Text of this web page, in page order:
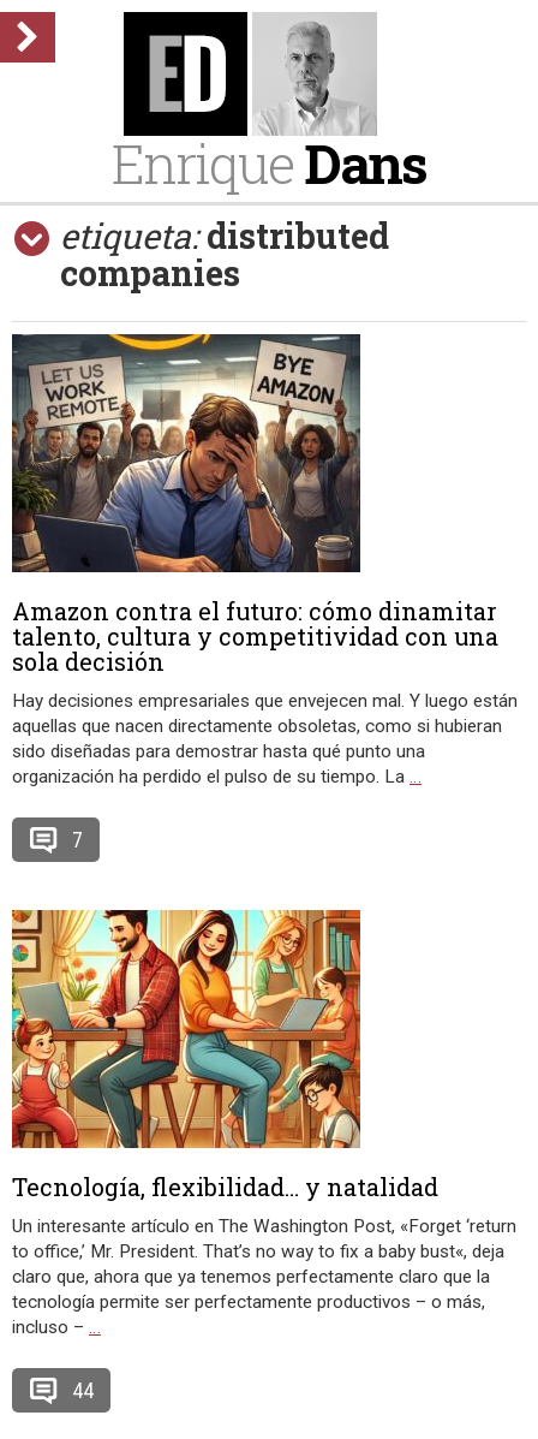
EnriqueDans
etiqueta: distributed
companies
Amazon contra el futuro: cómo dinamitar
talento, cultura y competitividad con una
sola decisión
Hay decisiones empresariales que envejecen mal. Y luego están
aquellas que nacen directamente obsoletas, como si hubieran
sido diseñadas para demostrar hasta qué punto una
organización ha perdido el pulso de su tiempo. La …
7
Tecnología, flexibilidad… y natalidad
Un interesante artículo en The Washington Post, «Forget ‘return
to office,’ Mr. President. That’s no way to fix a baby bust«, deja
claro que, ahora que ya tenemos perfectamente claro que la
tecnología permite ser perfectamente productivos – o más,
incluso – …
44